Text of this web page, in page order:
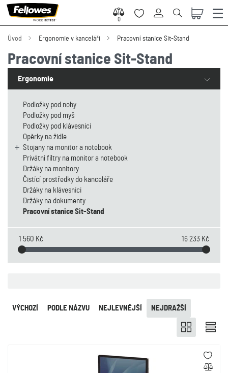
0
0
Úvod Ergonomie v kanceláři Pracovní stanice Sit-Stand
Pracovní stanice Sit-Stand
Ergonomie
Podložky pod nohy
Podložky pod myš
Podložky pod klávesnici
Opěrky na židle
Stojany na monitor a notebook
Privátní filtry na monitor a notebook
Držáky na monitory
Čistící prostředky do kanceláře
Držáky na klávesnici
Držáky na dokumenty
Pracovní stanice Sit-Stand
1 560 Kč 16 233 Kč
NEJLEVNĚJŠÍ NEJDRAŽŠÍ
PODLE NÁZVU
VÝCHOZÍ